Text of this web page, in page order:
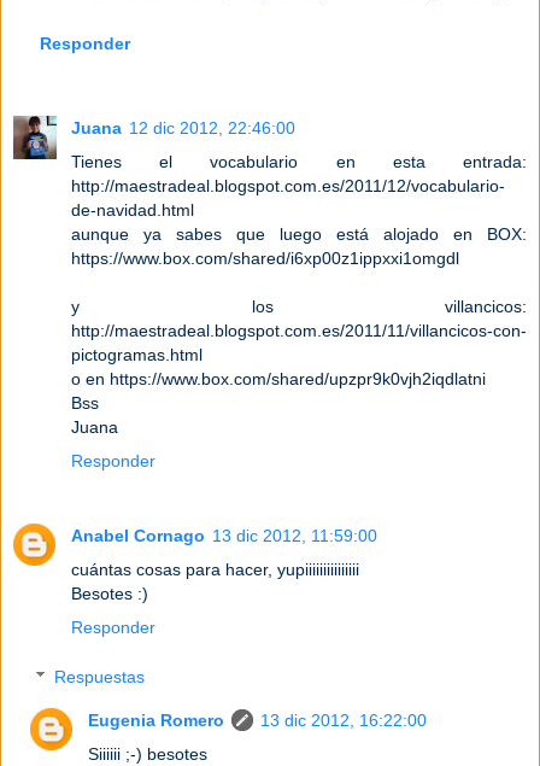
Responder
Juana 12 dic 2012, 22:46:00
Tienes el vocabulario en esta entrada:
http://maestradeal.blogspot.com.es/2011/12/vocabulario-
de-navidad.html
aunque ya sabes que luego está alojado en BOX:
https://www.box.com/shared/i6xp00z1ippxxi1omgdl
y los villancicos:
http://maestradeal.blogspot.com.es/2011/11/villancicos-con-
pictogramas.html
o en https://www.box.com/shared/upzpr9k0vjh2iqdlatni
Bss
Juana
Responder
Anabel Cornago 13 dic 2012, 11:59:00
cuántas cosas para hacer, yupiiiiiiiiiiiiiii
Besotes :)
Responder
Respuestas
Eugenia Romero
13 dic 2012, 16:22:00
Siiiiii ;-) besotes